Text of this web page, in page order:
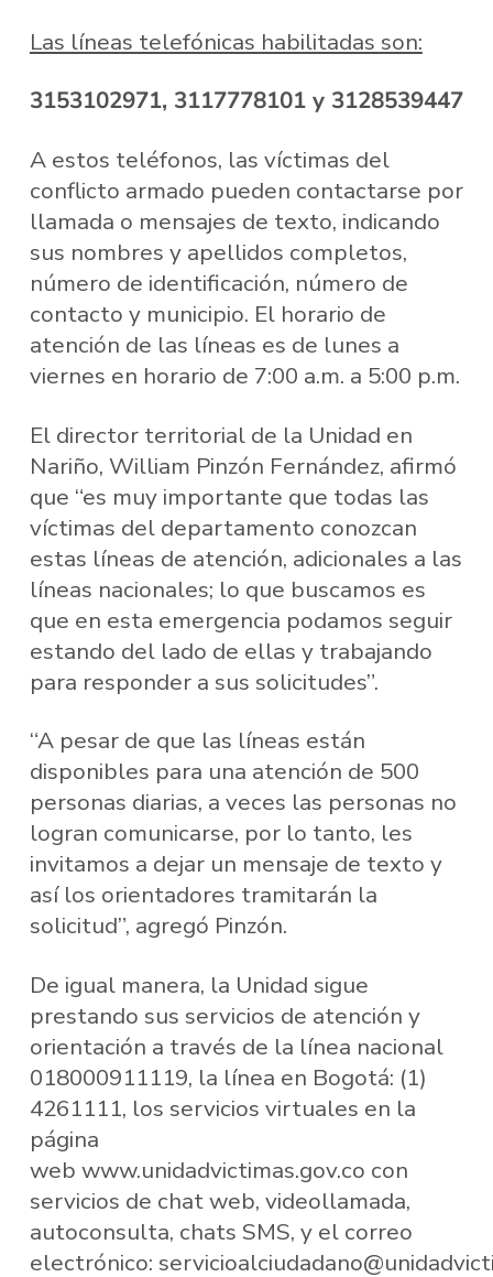
Las líneas telefónicas habilitadas son:
3153102971, 3117778101 y 3128539447
A estos teléfonos, las víctimas del
conflicto armado pueden contactarse por
llamada o mensajes de texto, indicando
sus nombres y apellidos completos,
número de identificación, número de
contacto y municipio. El horario de
atención de las líneas es de lunes a
viernes en horario de 7:00 a.m. a 5:00 p.m.
El director territorial de la Unidad en
Nariño, William Pinzón Fernández, afirmó
que “es muy importante que todas las
víctimas del departamento conozcan
estas líneas de atención, adicionales a las
líneas nacionales; lo que buscamos es
que en esta emergencia podamos seguir
estando del lado de ellas y trabajando
para responder a sus solicitudes”.
“A pesar de que las líneas están
disponibles para una atención de 500
personas diarias, a veces las personas no
logran comunicarse, por lo tanto, les
invitamos a dejar un mensaje de texto y
así los orientadores tramitarán la
solicitud”, agregó Pinzón.
De igual manera, la Unidad sigue
prestando sus servicios de atención y
orientación a través de la línea nacional
018000911119, la línea en Bogotá: (1)
4261111, los servicios virtuales en la
página
web www.unidadvictimas.gov.co con
servicios de chat web, videollamada,
autoconsulta, chats SMS, y el correo
electrónico: